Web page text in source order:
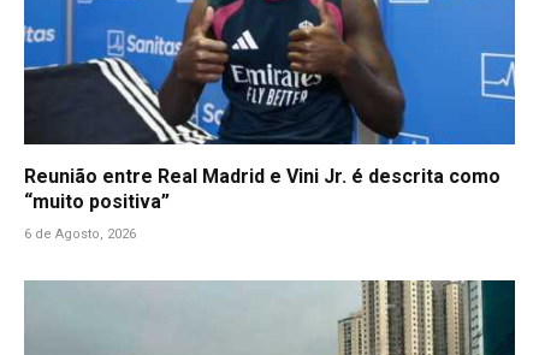
Reunião entre Real Madrid e Vini Jr. é descrita como
“muito positiva”
6 de Agosto, 2026